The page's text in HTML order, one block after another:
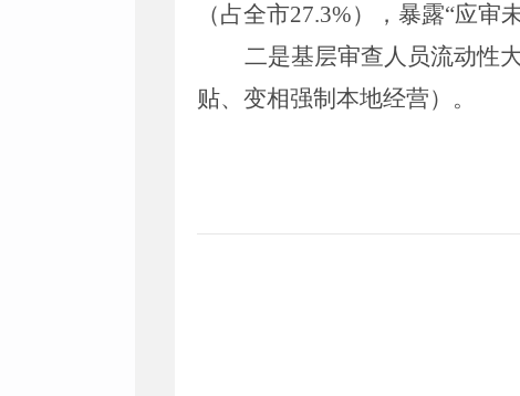
（占全市27.3%），暴露“应审
二是基层审查人员流动性
贴、变相强制本地经营）。